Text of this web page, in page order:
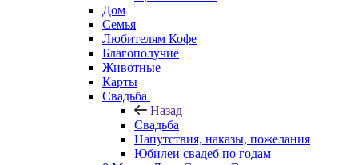
Дом
Семья
Любителям Кофе
Благополучие
Животные
Карты
Свадьба
Назад
Свадьба
Напутствия, наказы, пожелания
Юбилеи свадеб по годам